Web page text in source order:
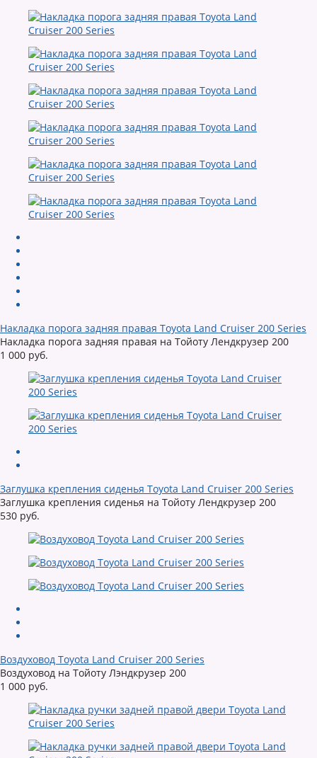
Накладка порога задняя правая Toyota Land Cruiser 200 Series
Накладка порога задняя правая на Тойоту Лендкрузер 200
1 000 руб.
Заглушка крепления сиденья Toyota Land Cruiser 200 Series
Заглушка крепления сиденья на Тойоту Лендкрузер 200
530 руб.
Воздуховод Toyota Land Cruiser 200 Series
Воздуховод на Тойоту Лэндкрузер 200
1 000 руб.